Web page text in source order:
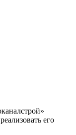
его